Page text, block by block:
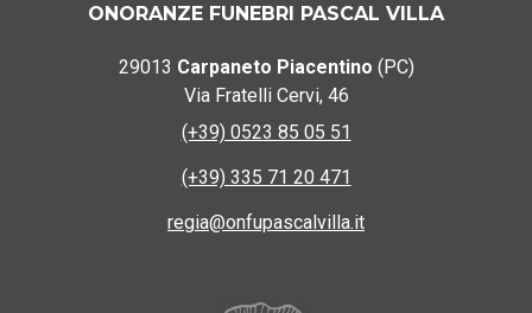
ONORANZE FUNEBRI PASCAL VILLA
29013 Carpaneto Piacentino (PC)
Via Fratelli Cervi, 46
(+39) 0523 85 05 51
(+39) 335 71 20 471
regia@onfupascalvilla.it